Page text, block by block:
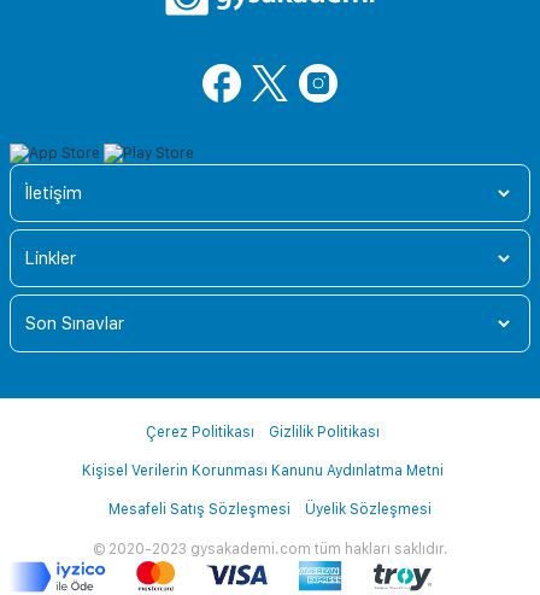
İletişim
Linkler
Son Sınavlar
© 2020-2023 gysakademi.com tüm hakları saklıdır.
Çerez Politikası Gizlilik Politikası
Kişisel Verilerin Korunması Kanunu Aydınlatma Metni
Mesafeli Satış Sözleşmesi Üyelik Sözleşmesi